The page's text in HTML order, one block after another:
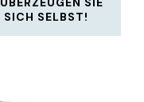
SICH SELBST!